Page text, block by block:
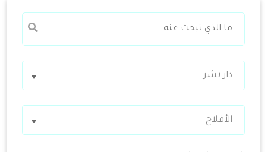
دار نشر
الأفلاج